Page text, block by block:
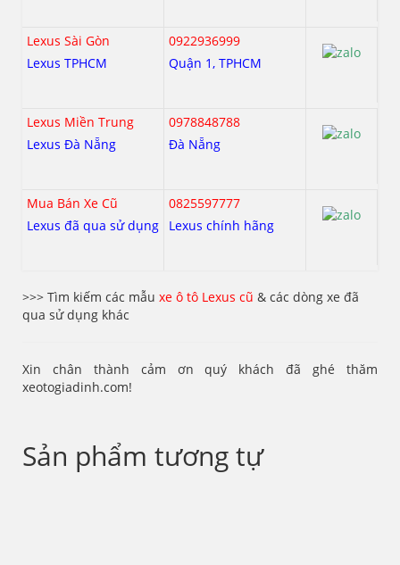
Lexus Sài Gòn
Lexus TPHCM
0922936999
Quận 1, TPHCM
Lexus Miền Trung
Lexus Đà Nẵng
0978848788
Đà Nẵng
Mua Bán Xe Cũ
Lexus đã qua sử dụng
0825597777
Lexus chính hãng
>>> Tìm kiếm các mẫu xe ô tô Lexus cũ & các dòng xe đã
qua sử dụng khác
Xin chân thành cảm ơn quý khách đã ghé thăm
xeotogiadinh.com!
Sản phẩm tương tự